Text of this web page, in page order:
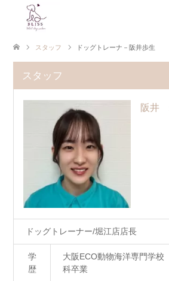
スタッフ ドッグトレーナ－阪井歩生
スタッフ
阪井
ドッグトレーナー/堀江店店長
学
歴
大阪ECO動物海洋専門学
科卒業